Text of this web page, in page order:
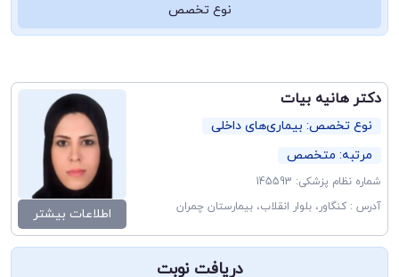
نوع تخصص
دکتر هانیه بیات
نوع تخصص: بیماری‌های داخلی
مرتبه: متخصص
شماره نظام پزشکی: 145593
آدرس : کنگاور، بلوار انقلاب، بیمارستان چمران
اطلاعات بیشتر
دریافت نوبت